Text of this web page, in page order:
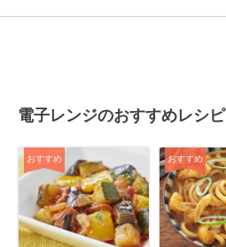
電子レンジのおすすめレシピ
おすすめ おすすめ